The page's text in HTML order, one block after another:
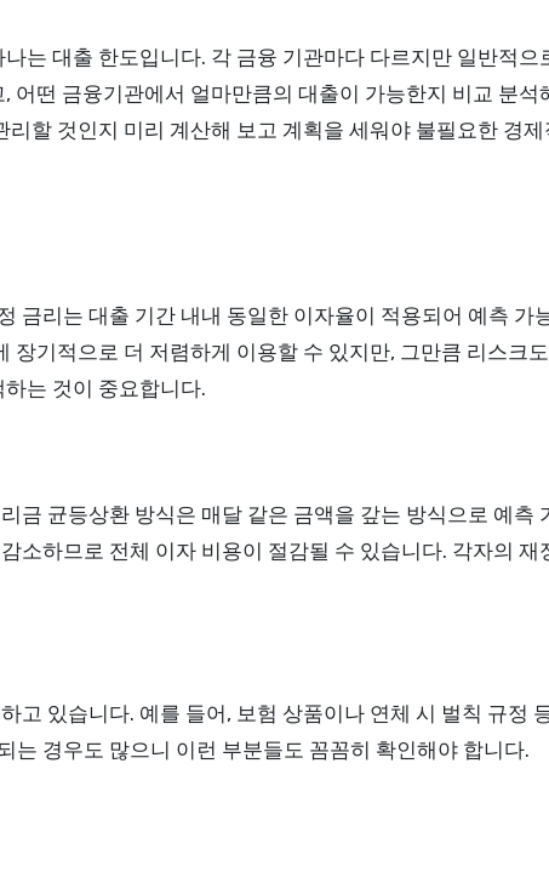
는 대출 한도입니다. 각 금융 기관마다 다르지만 일반적으
떤 금융기관에서 얼마만큼의 대출이 가능한지 비교 분석
할 것인지 미리 계산해 보고 계획을 세워야 불필요한 경
금리는 대출 기간 내내 동일한 이자율이 적용되어 예측 가
기적으로 더 저렴하게 이용할 수 있지만, 그만큼 리스크
는 것이 중요합니다.
금 균등상환 방식은 매달 같은 금액을 갚는 방식으로 예측
소하므로 전체 이자 비용이 절감될 수 있습니다. 각자의
고 있습니다. 예를 들어, 보험 상품이나 연체 시 벌칙 규정
경우도 많으니 이런 부분들도 꼼꼼히 확인해야 합니다.